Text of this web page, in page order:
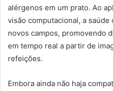
alérgenos em um prato. Ao
visão computacional, a
novos campos, promovendo
em tempo real a partir de
refeições.
Embora ainda não haja